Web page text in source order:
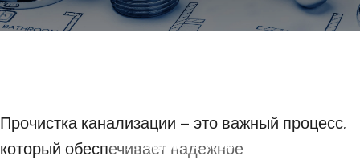
25 АВГУСТА 2024
Прочистка канализации – это важный процесс,
который обеспечивает надежное